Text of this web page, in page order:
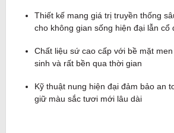
Thiết kế mang giá trị truyền thống
cho không gian sống hiện đại lẫn cổ
Chất liệu sứ cao cấp với bề mặt
sinh và rất bền qua thời gian
Kỹ thuật nung hiện đại đảm bảo an
giữ màu sắc tươi mới lâu dài